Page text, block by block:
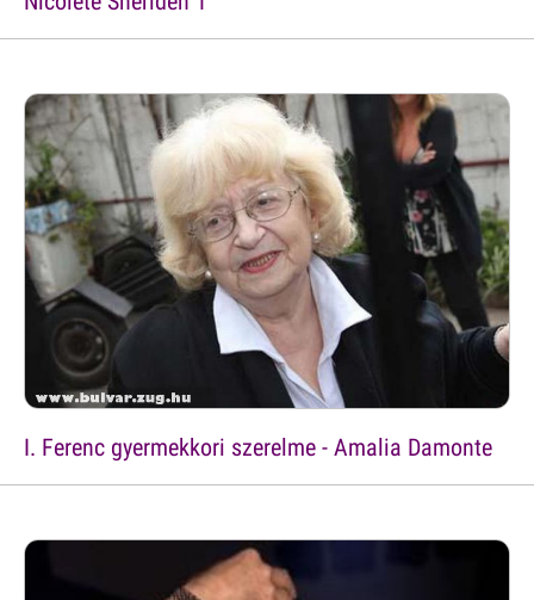
I. Ferenc gyermekkori szerelme - Amalia Damonte